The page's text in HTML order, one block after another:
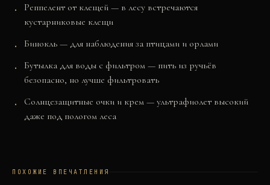
Реппелент от клещей — в лесу встречаются
кустарниковые клещи
Бинокль — для наблюдения за птицами и орлами
Бутылка для воды с фильтром — пить из ручьёв
безопасно, но лучше фильтровать
Солнцезащитные очки и крем — ультрафиолет высокий
даже под пологом леса
ПОХОЖИЕ ВПЕЧАТЛЕНИЯ